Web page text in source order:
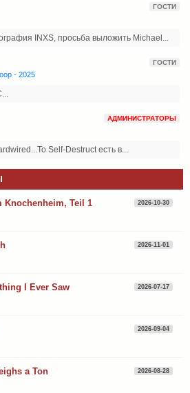
ГОСТИ
INXS, просьба выложить Michael...
ГОСТИ
- 2025
АДМИНИСТРАТОРЫ
Self-Destruct есть в...
Knochenheim, Teil 1 2026-10-30
2026-11-01
I Ever Saw 2026-07-17
2026-09-04
a Ton 2026-08-28